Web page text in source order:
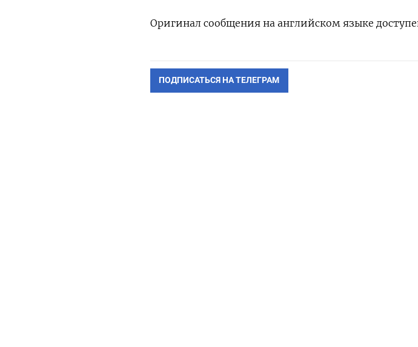
Оригинал сообщения ‌на английском языке
ПОДПИСАТЬСЯ НА ТЕЛЕГРАМ